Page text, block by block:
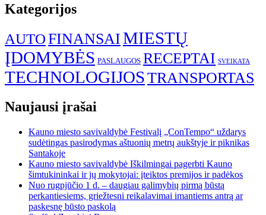
Kategorijos
AUTOFINANSAIMIESTŲ
ĮDOMYBĖS PASLAUGOS RECEPTAI SVEIKATA
TECHNOLOGIJOSTRANSPORTAS
Naujausi įrašai
Kauno miesto savivaldybė Festivalį „ConTempo“ uždarys
sudėtingas pasirodymas aštuonių metrų aukštyje ir piknikas
Santakoje
Kauno miesto savivaldybė Iškilmingai pagerbti Kauno
šimtukininkai ir jų mokytojai: įteiktos premijos ir padėkos
Nuo rugpjūčio 1 d. – daugiau galimybių pirmą būstą
perkantiesiems, griežtesni reikalavimai imantiems antrą ar
paskesnę būsto paskolą